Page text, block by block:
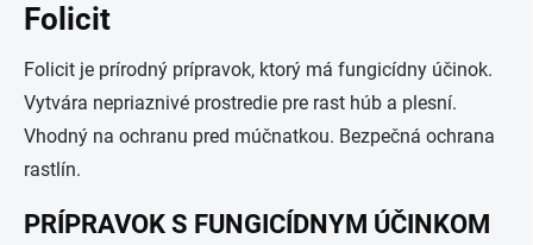
Folicit
Folicit je prírodný prípravok, ktorý má fungicídny účinok.
Vytvára nepriaznivé prostredie pre rast húb a plesní.
Vhodný na ochranu pred múčnatkou. Bezpečná ochrana
rastlín.
PRÍPRAVOK S FUNGICÍDNYM ÚČINKOM